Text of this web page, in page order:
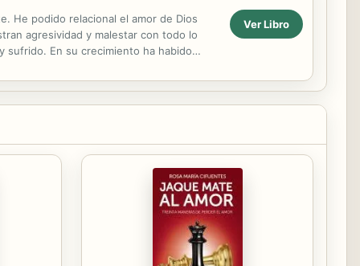
He podido relacional el amor de Dios
agresividad y malestar con todo lo
sufrido. En su crecimiento ha habido
Ver Libro